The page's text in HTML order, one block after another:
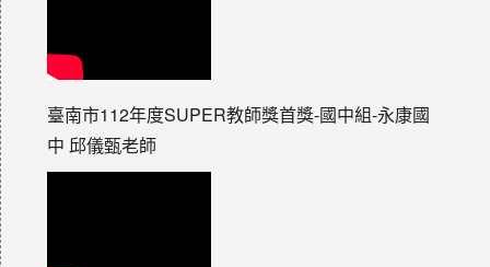
臺南市112年度SUPER教師獎首獎-國中組-永康國
中 邱儀甄老師